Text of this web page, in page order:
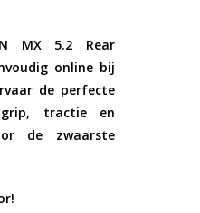
MX 5.2 Rear
online bij
de perfecte
tractie en
de zwaarste